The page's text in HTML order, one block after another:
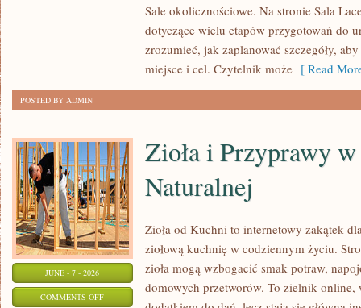
INSPIRACJESale okolicznościowe. Na stronie Sala
dotyczące wielu etapów przygotowań do
zrozumieć, jak zaplanować szczegóły,
miejsce i cel. Czytelnik może [ Read
POSTED BY ADMIN
JUNE - 7 - 2026
COMMENTS OFFON
Zioła i Przyprawy
Naturalnej
Zioła od Kuchni to internetowy zakątek
ziołową kuchnię w codziennym życiu.
zioła mogą wzbogacić smak potraw,
domowych przetworów. To zielnik online,